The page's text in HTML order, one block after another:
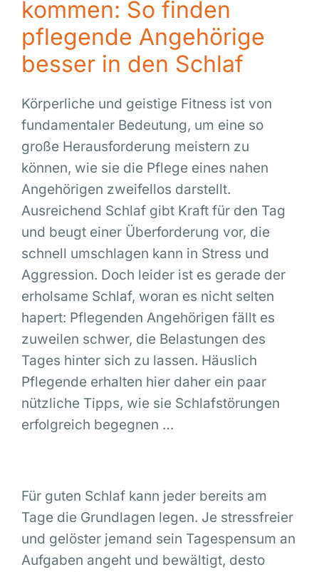
kommen: So finden
pflegende Angehörige
besser in den Schlaf
Körperliche und geistige Fitness ist von
fundamentaler Bedeutung, um eine so
große Herausforderung meistern zu
können, wie sie die Pflege eines nahen
Angehörigen zweifellos darstellt.
Ausreichend Schlaf gibt Kraft für den Tag
und beugt einer Überforderung vor, die
schnell umschlagen kann in Stress und
Aggression. Doch leider ist es gerade der
erholsame Schlaf, woran es nicht selten
hapert: Pflegenden Angehörigen fällt es
zuweilen schwer, die Belastungen des
Tages hinter sich zu lassen. Häuslich
Pflegende erhalten hier daher ein paar
nützliche Tipps, wie sie Schlafstörungen
erfolgreich begegnen …
Für guten Schlaf kann jeder bereits am
Tage die Grundlagen legen. Je stressfreier
und gelöster jemand sein Tagespensum an
Aufgaben angeht und bewältigt, desto